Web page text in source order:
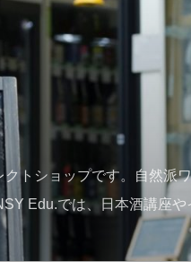
クトショップです。自然派
Edu.では、日本酒講座